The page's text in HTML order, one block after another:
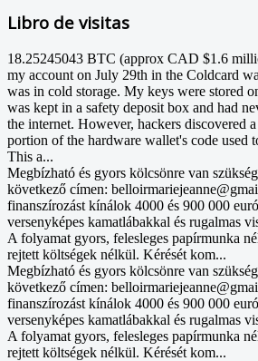
Libro de visitas
18.25245043 BTC (approx CAD $1.6
my account on July 29th in the Coldcard
was in cold storage. My keys were stored
was kept in a safety deposit box and had
the internet. However, hackers discovered
portion of the hardware wallet's code used
This a...
Megbízható és gyors kölcsönre van
következő címen:
finanszírozást kínálok 4000 és 900 000
versenyképes kamatlábakkal és rugalmas
A folyamat gyors, felesleges papírmunka
rejtett költségek nélkül. Kérését kom...
Megbízható és gyors kölcsönre van
következő címen:
finanszírozást kínálok 4000 és 900 000
versenyképes kamatlábakkal és rugalmas
A folyamat gyors, felesleges papírmunka
rejtett költségek nélkül. Kérését kom...